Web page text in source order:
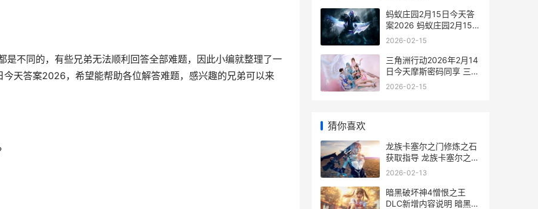
是不同的，有些兄弟无法顺利回答全部难题，因此小编就整理了一
天答案2026，希望能帮助各位解答难题，感兴趣的兄弟可以来
蚂蚁庄园2月15日今天答
案2026 蚂蚁庄园2月15日
答案最新
2026-02-15
三角洲行动2026年2月14
日今天摩斯密码同享 三角
洲行动2026春节福利
2026-02-15
猜你喜欢
龙族卡塞尔之门修炼之石
获取指导 龙族卡塞尔之门
账号找回
2026-02-13
暗黑破坏神4憎恨之王
DLC新增内容说明 暗黑破